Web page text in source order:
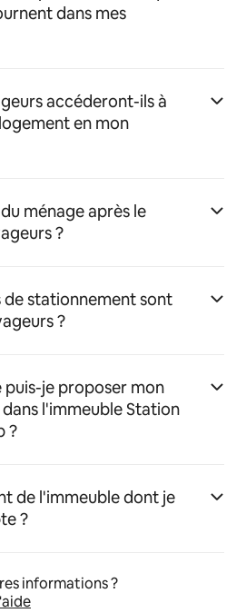
dans mes
accéderont-ils à
en mon
ménage après le
?
de stationnement sont
?
je proposer mon
l'immeuble Station
?
de l'immeuble dont je
?
informations ?